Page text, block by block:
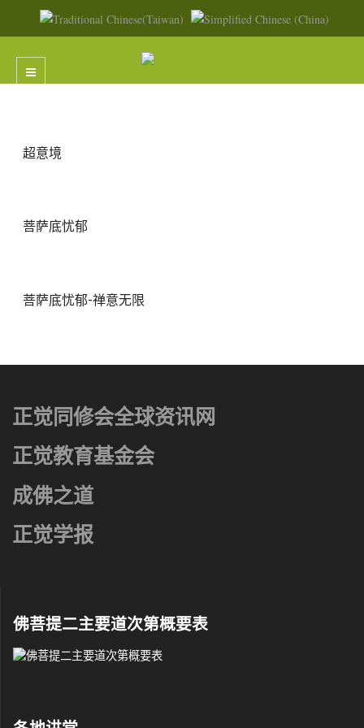
超意境
菩萨底忧郁
菩萨底忧郁-禅意无限
正觉同修会全球资讯网
正觉教育基金会
成佛之道
正觉学报
佛菩提二主要道次第概要表